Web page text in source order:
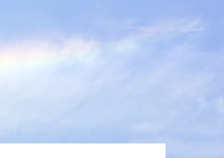
気象予報士講座について